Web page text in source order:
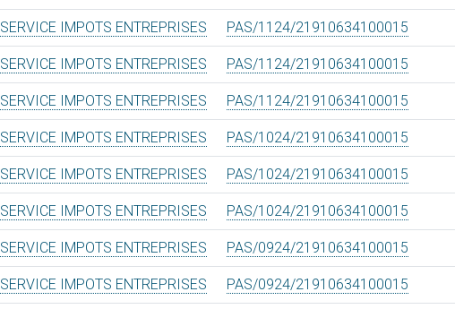
SERVICE IMPOTS ENTREPRISES PAS/1124/21910634100015
SERVICE IMPOTS ENTREPRISES PAS/1124/21910634100015
SERVICE IMPOTS ENTREPRISES PAS/1124/21910634100015
SERVICE IMPOTS ENTREPRISES PAS/1024/21910634100015
SERVICE IMPOTS ENTREPRISES PAS/1024/21910634100015
SERVICE IMPOTS ENTREPRISES PAS/1024/21910634100015
SERVICE IMPOTS ENTREPRISES PAS/0924/21910634100015
SERVICE IMPOTS ENTREPRISES PAS/0924/21910634100015